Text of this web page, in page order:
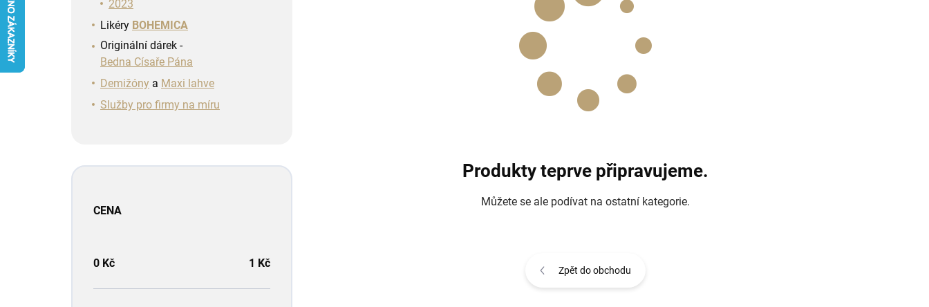
2023
Likéry BOHEMICA
Originální dárek -
Bedna Císaře Pána
Demižóny a Maxi lahve
Služby pro firmy na míru
CENA
0 Kč 1 Kč
Produkty teprve připravujeme.
Můžete se ale podívat na ostatní kategorie.
Zpět do obchodu